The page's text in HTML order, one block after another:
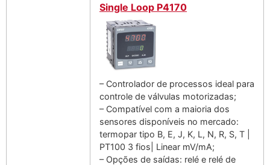
Single Loop P4170
– Controlador de processos ideal para
controle de válvulas motorizadas;
– Compatível com a maioria dos
sensores disponíveis no mercado:
termopar tipo B, E, J, K, L, N, R, S, T |
PT100 3 fios| Linear mV/mA;
– Opções de saídas: relé e relé de